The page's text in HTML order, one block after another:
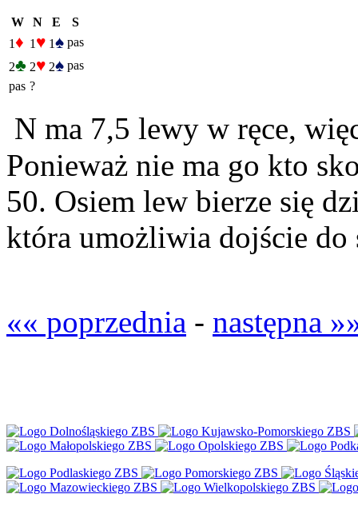
W N E
S
1♦ 1 ♥ 1♠ pas
2♣ 2♥ 2♠ pas
pas ?
N ma 7,5 lewy w ręce,
Ponieważ nie ma go kto
50. Osiem lew bierze się
która umożliwia dojście do
«« poprzednia - następna